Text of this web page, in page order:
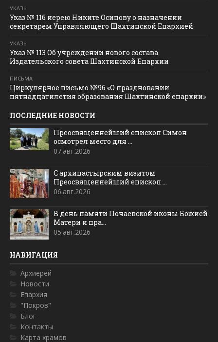
УКАЗЫ
Указ № 116 иерею Никите Осипову о назначении
секретарем Управляющего Шахтинской Епархией
УКАЗЫ
Указ № 113 Об учреждении нового состава
Издательского совета Шахтинской Епархии
ПИСЬМА
Циркулярное письмо №96 «О праздновании
пятнадцатилетия образования Шахтинской епархии»
ПОСЛЕДНИЕ НОВОСТИ
Преосвященнейший епископ Симон
осмотрел место для ...
07.авг.2026
С архипастырским визитом
Преосвященнейший епископ ...
06.авг.2026
В день памяти Почаевской иконы Божией
Матери и пра...
05.авг.2026
НАВИГАЦИЯ
Архиерей
Новости
Епархия
"Покров"
Блог
Контакты
Карта храмов